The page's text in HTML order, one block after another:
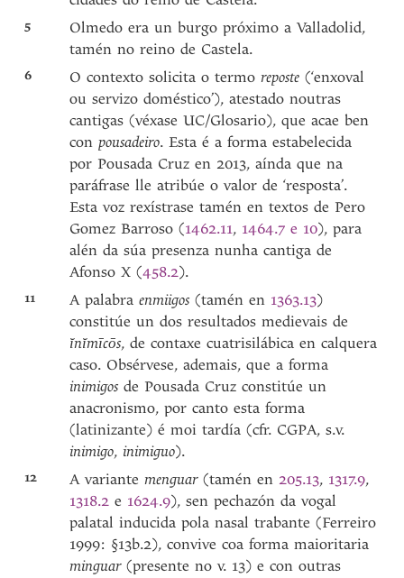
5
Olmedo era un burgo próximo a Valladolid,
tamén no reino de Castela.
6 O contexto solicita o termoreposte(‘enxoval
ou servizo doméstico’), atestado noutras
cantigas (véxase UC/Glosario), que acae ben
conpousadeiro. Esta é a forma estabelecida
por Pousada Cruz en 2013, aínda que na
paráfrase lle atribúe o valor de ‘resposta’.
Esta voz rexístrase tamén en textos de Pero
Gomez Barroso (1462.11, 1464.7 e 10), para
alén da súa presenza nunha cantiga de
Afonso X (458.2).
11 A palabraenmiigos(tamén en 1363.13)
constitúe un dos resultados medievais de
ĭnĭmīcōs, de contaxe cuatrisilábica en calquera
caso. Obsérvese, ademais, que a forma
inimigosde Pousada Cruz constitúe un
anacronismo, por canto esta forma
(latinizante) é moi tardía (cfr. CGPA, s.v.
inimigo, inimiguo).
12 A variantemenguar(tamén en 205.13, 1317.9,
1318.2 e 1624.9), sen pechazón da vogal
palatal inducida pola nasal trabante (Ferreiro
1999: §13b.2), convive coa forma maioritaria
minguar(presente no v. 13) e con outras